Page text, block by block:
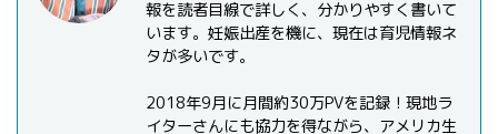
報を読者目線で詳しく、分かりやすく書いて
います。妊娠出産を機に、現在は育児情報ネ
タが多いです。
2018年9月に月間約30万PVを記録！現地ラ
イターさんにも協力を得ながら、アメリカ生